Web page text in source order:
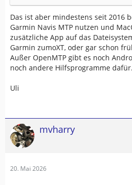
Das ist aber mindestens seit 2016
Garmin Navis MTP nutzen und
zusätzliche App auf das
Garmin zumoXT, oder gar schon
Außer OpenMTP gibt es noch
noch andere Hilfsprogramme dafür.
Uli
mvharry
20. Mai 2026